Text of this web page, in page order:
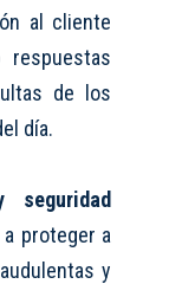
al cliente
respuestas
de los
día.
a proteger a
y